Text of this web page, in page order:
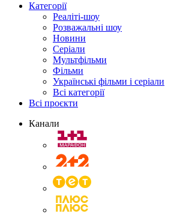
Категорії
Реаліті-шоу
Розважальні шоу
Новини
Серіали
Мультфільми
Фільми
Українські фільми і серіали
Всі категорії
Всі проєкти
Канали